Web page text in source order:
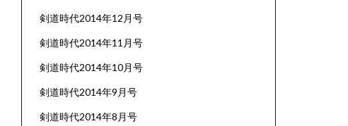
剣道時代2014年12月号
剣道時代2014年11月号
剣道時代2014年10月号
剣道時代2014年9月号
剣道時代2014年8月号